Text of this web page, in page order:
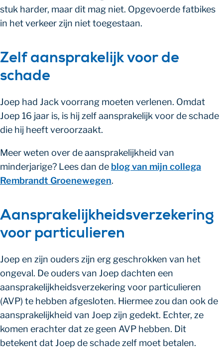
stuk harder, maar dit mag niet. Opgevoerde fatbikes
in het verkeer zijn niet toegestaan.
Zelf aansprakelijk voor de
schade
Joep had Jack voorrang moeten verlenen. Omdat
Joep 16 jaar is, is hij zelf aansprakelijk voor de schade
die hij heeft veroorzaakt.
Meer weten over de aansprakelijkheid van
minderjarige? Lees dan de blog van mijn collega
Rembrandt Groenewegen.
Aansprakelijkheidsverzekering
voor particulieren
Joep en zijn ouders zijn erg geschrokken van het
ongeval. De ouders van Joep dachten een
aansprakelijkheidsverzekering voor particulieren
(AVP) te hebben afgesloten. Hiermee zou dan ook de
aansprakelijkheid van Joep zijn gedekt. Echter, ze
komen erachter dat ze geen AVP hebben. Dit
betekent dat Joep de schade zelf moet betalen.